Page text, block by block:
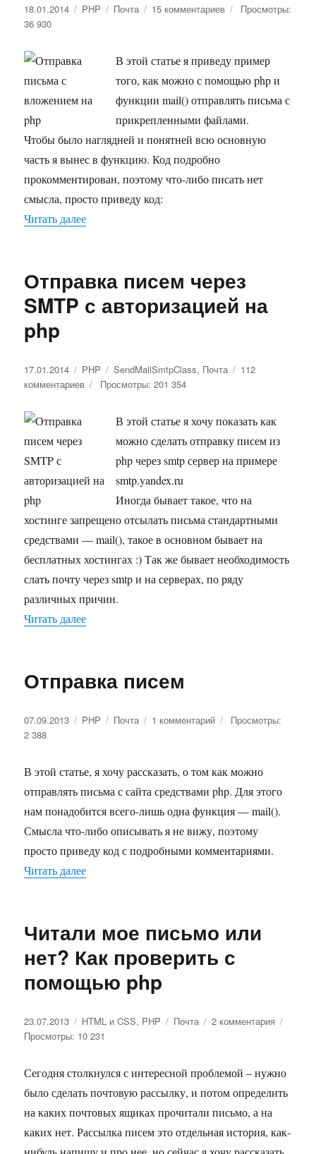
Опубликовано
18.01.2014 Рубрики
PHP Метки
Почта 15 комментариев
с
вложением
на
Просмотры:
36 930
В этой статье я приведу пример
того, как можно с помощью php и
функции mail() отправлять письма с
прикрепленными файлами.
Чтобы было наглядней и понятней всю основную
часть я вынес в функцию. Код подробно
прокомментирован, поэтому что-либо писать нет
смысла, просто приведу код:
Читать далее
Отправка писем через
SMTP с авторизацией на
php
Опубликовано
17.01.2014 Рубрики
PHP Метки
SendMailSmtpClass, Почта
112
комментариев
авторизацией
php
Просмотры: 201 354
В этой статье я хочу показать как
можно сделать отправку писем из
php через smtp сервер на примере
smtp.yandex.ru
Иногда бывает такое, что на
хостинге запрещено отсылать письма стандартными
средствами — mail(), такое в основном бывает на
бесплатных хостингах :) Так же бывает необходимость
слать почту через smtp и на серверах, по ряду
различных причин.
Читать далее
Отправка писем
Опубликовано
07.09.2013 Рубрики
PHP Метки
Почта 1 комментарий
Просмотры:
2 388
В этой статье, я хочу рассказать, о том как можно
отправлять письма с сайта средствами php. Для этого
нам понадобится всего-лишь одна функция — mail().
Смысла что-либо описывать я не вижу, поэтому
просто приведу код с подробными комментариями.
Читать далее
Читали мое письмо или
нет? Как проверить с
помощью php
Опубликовано
23.07.2013 Рубрики
HTML и CSS, PHP Метки
Почта 2 комментария
письмо
или
Просмотры: 10 231
Сегодня столкнулся с интересной проблемой – нужно
было сделать почтовую рассылку, и потом определить
на каких почтовых ящиках прочитали письмо, а на
каких нет. Рассылка писем это отдельная история, как-